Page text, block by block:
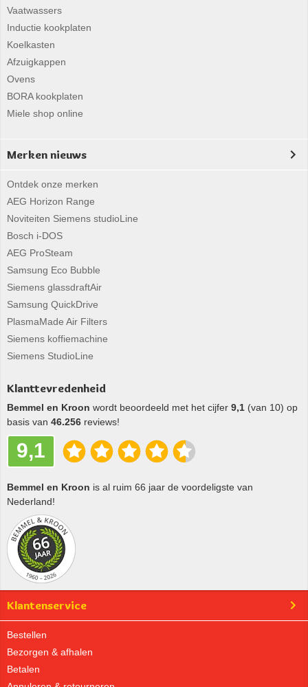
Vaatwassers
Inductie kookplaten
Koelkasten
Afzuigkappen
Ovens
BORA kookplaten
Miele shop online
Merken nieuws
Ontdek onze merken
AEG Horizon Range
Noviteiten Siemens studioLine
Bosch i-DOS
AEG ProSteam
Samsung Eco Bubble
Siemens glassdraftAir
Samsung QuickDrive
PlasmaMade Air Filters
Siemens koffiemachine
Siemens StudioLine
Klanttevredenheid
Bemmel en Kroon wordt beoordeeld met het cijfer 9,1 (van 10) op
basis van 46.256 reviews!
9,1
Bemmel en Kroon is al ruim 66 jaar de voordeligste van
Nederland!
Klantenservice
Bestellen
Bezorgen & afhalen
Betalen